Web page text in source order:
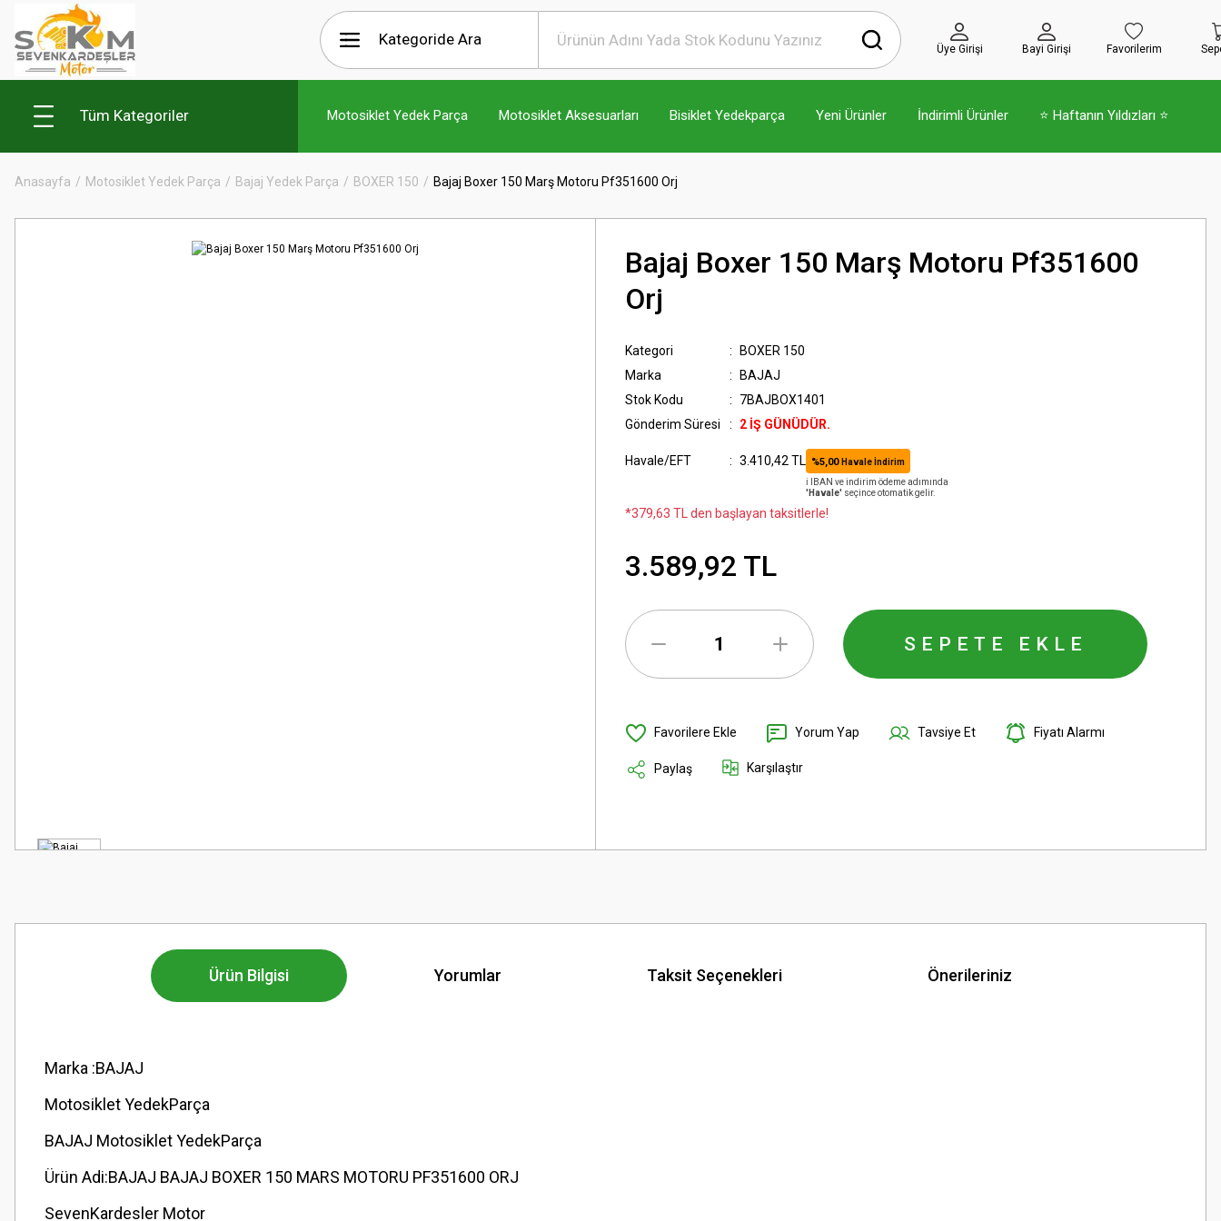
Üye Girişi Bayi Girişi Favorilerim
Tüm Kategoriler Motosiklet Yedek Parça Motosiklet Aksesuarları Bisiklet Yedekparça Yeni Ürünler İndirimli Ürünler ⭐ Haftanın Yıldızları ⭐
Anasayfa Motosiklet Yedek Parça Bajaj Yedek Parça BOXER 150 Bajaj Boxer 150 Marş Motoru Pf351600 Orj
Bajaj Boxer 150 Marş Motoru Pf351600
Orj
Kategori
BOXER 150
Marka
BAJAJ
Stok Kodu
7BAJBOX1401
Gönderim Süresi
2 İŞ GÜNÜDÜR.
Havale/EFT 3.410,42 TL %5,00 Havale İndirim
ℹ️ IBAN ve indirim ödeme adımında
'Havale' seçince otomatik gelir.
*379,63 TL den başlayan taksitlerle!
3.589,92 TL
SEPETE EKLE
Yorum Yap Tavsiye Et Fiyatı Alarmı
Paylaş Karşılaştır
Ürün Bilgisi Yorumlar Taksit Seçenekleri Önerileriniz
Marka :BAJAJ
Motosiklet YedekParça
BAJAJ Motosiklet YedekParça
Ürün Adi:BAJAJ BAJAJ BOXER 150 MARS MOTORU PF351600 ORJ
SevenKardesler Motor